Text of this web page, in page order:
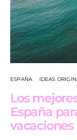
ESPAÑA IDEAS
Los
España
vacaciones